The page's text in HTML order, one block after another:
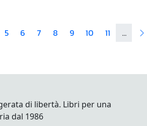
5 6 7 8 9 10 11 ...